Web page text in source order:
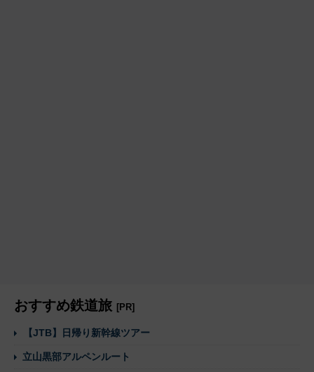
おすすめ鉄道旅 [PR]
【JTB】日帰り新幹線ツアー
立山黒部アルペンルート